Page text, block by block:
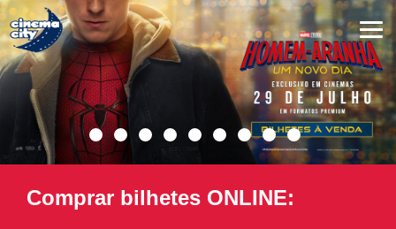
Comprar bilhetes ONLINE: